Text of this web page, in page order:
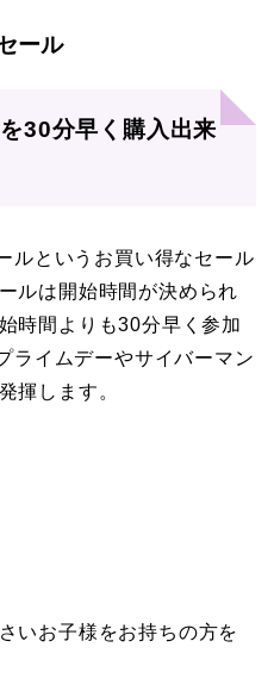
ール
30分早く購入出来
ルというお買い得なセール
ルは開始時間が決められ
時間よりも30分早く参加
ライムデーやサイバーマン
揮します。
いお子様をお持ちの方を